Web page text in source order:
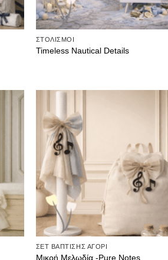
ΣΤΟΛΙΣΜΟΙ
Timeless Nautical Details
ΣΕΤ ΒΑΠΤΙΣΗΣ ΑΓΟΡΙ
Μικρή Μελωδία -Pure Notes